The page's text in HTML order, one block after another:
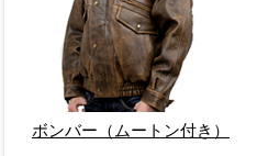
ボンバー（ムートン付き）